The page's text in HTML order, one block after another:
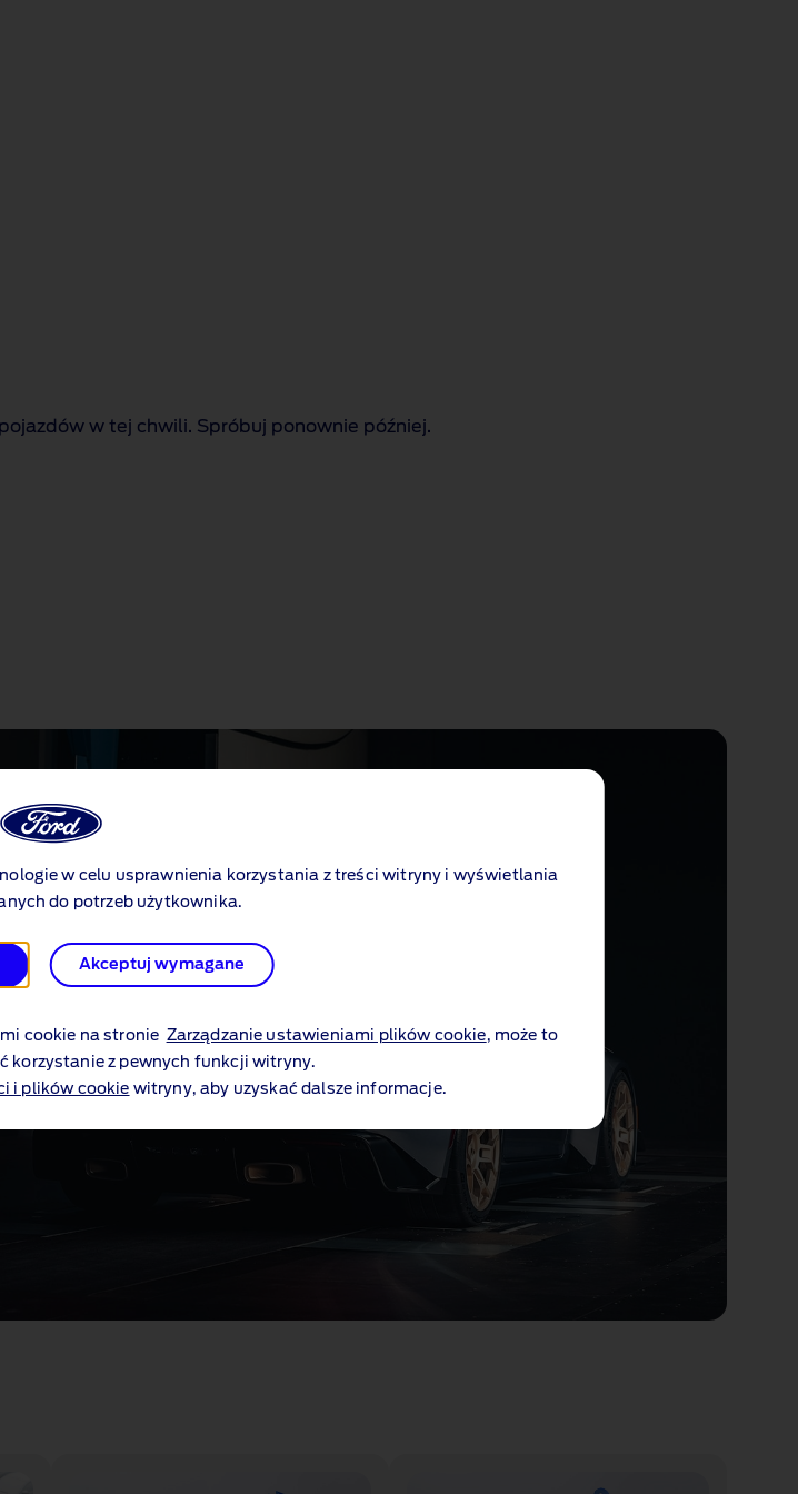
w celu usprawnienia korzystania z treści witryny i wyświetlania
do potrzeb użytkownika.
Akceptuj wymagane
cookie na stronie Zarządzanie ustawieniami plików cookie, może to
korzystanie z pewnych funkcji witryny.
i plików cookie witryny, aby uzyskać dalsze informacje.
w tej chwili. Spróbuj ponownie później.